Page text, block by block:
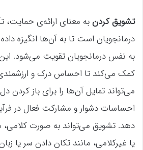
تشویق کردنبه معنای ارائه‌ی حمایت،
درمانجویان است تا به آن‌ها انگیزه
به نفس‌ درمانجویان تقویت می‌شود.
کمک می‌کند تا احساس درک و
می‌تواند تمایل آن‌ها را برای باز کردن
احساسات دشوار و مشارکت فعال در
دهد. تشویق می‌تواند به صورت کلامی،
یا غیرکلامی، مانند تکان دادن سر یا